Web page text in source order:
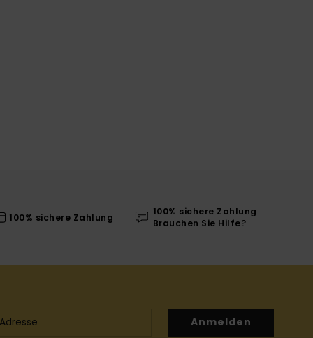
100% sichere Zahlung
100% sichere Zahlung
Brauchen Sie Hilfe?
Anmelden